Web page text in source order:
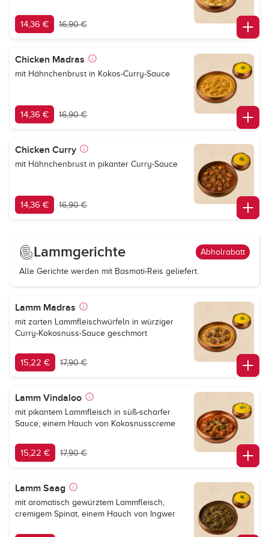
14,36 € 16,90 €
Chicken Madras
mit Hähnchenbrust in Kokos-Curry-Sauce
14,36 € 16,90 €
Chicken Curry
mit Hähnchenbrust in pikanter Curry-Sauce
14,36 € 16,90 €
Lammgerichte Abholrabatt
Alle Gerichte werden mit Basmati-Reis geliefert.
Lamm Madras
mit zarten Lammfleischwürfeln in würziger
Curry-Kokosnuss-Sauce geschmort
15,22 € 17,90 €
Lamm Vindaloo
mit pikantem Lammfleisch in süß-scharfer
Sauce, einem Hauch von Kokosnusscreme
15,22 € 17,90 €
Lamm Saag
mit aromatisch gewürztem Lammfleisch,
cremigem Spinat, einem Hauch von Ingwer